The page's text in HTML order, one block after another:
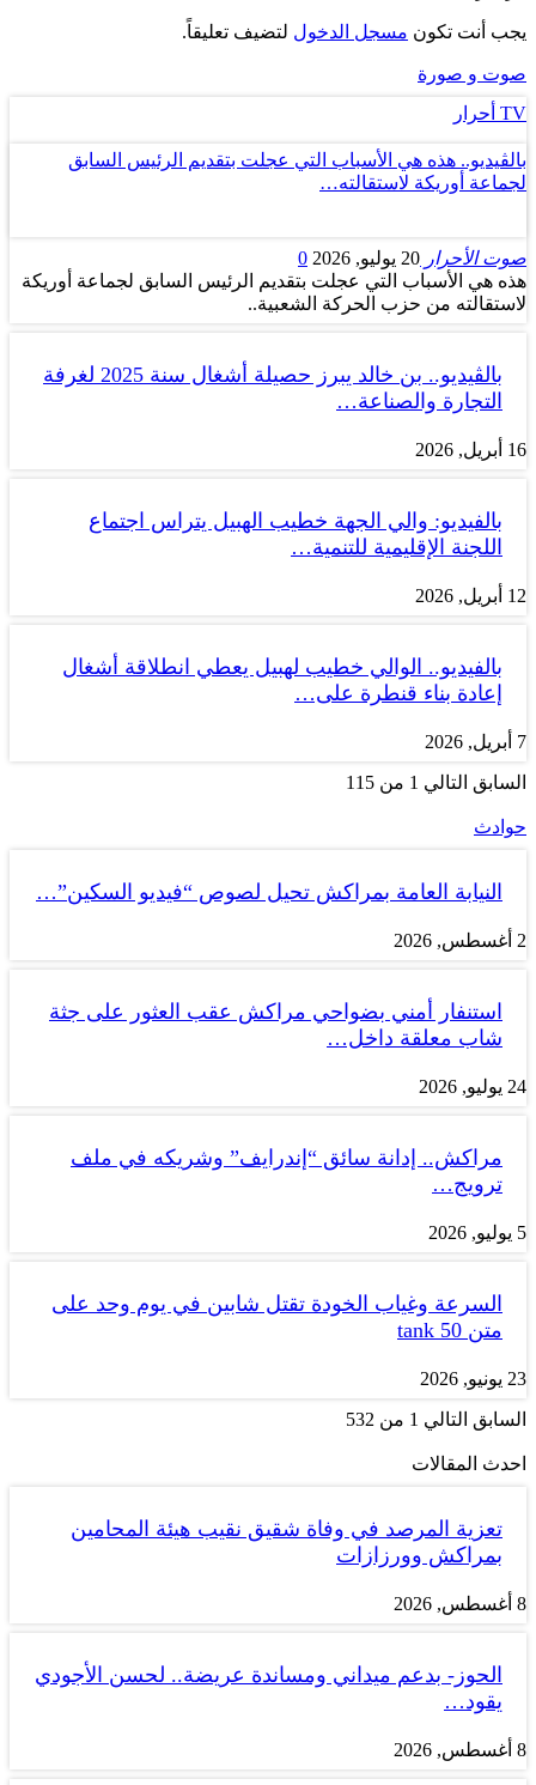
يجب أنت تكون مسجل الدخول لتضيف تعليقاً.
صوت و صورة
TV أحرار
بالڤيديو.. هذه هي الأسباب التي عجلت بتقديم الرئيس السابق
لجماعة أوريكة لاستقالته…
صوت الأحرار 20 يوليو, 2026
0
هذه هي الأسباب التي عجلت بتقديم الرئيس السابق لجماعة أوريكة
لاستقالته من حزب الحركة الشعبية..
بالڤيديو.. بن خالد يبرز حصيلة أشغال سنة 2025 لغرفة
التجارة والصناعة…
16 أبريل, 2026
بالفيديو: والي الجهة خطيب الهبيل يتراس اجتماع
اللجنة الإقليمية للتنمية…
12 أبريل, 2026
بالفيديو.. الوالي خطيب لهبيل يعطي انطلاقة أشغال
إعادة بناء قنطرة على…
7 أبريل, 2026
السابق التالي 1 من 115
حوادث
النيابة العامة بمراكش تحيل لصوص “فيديو السكين”…
2 أغسطس, 2026
استنفار أمني بضواحي مراكش عقب العثور على جثة
شاب معلقة داخل…
24 يوليو, 2026
مراكش.. إدانة سائق “إندرايف” وشريكه في ملف
ترويج…
5 يوليو, 2026
السرعة وغياب الخودة تقتل شابين في يوم وحد على
متن tank 50
23 يونيو, 2026
السابق التالي 1 من 532
احدث المقالات
تعزية المرصد في وفاة شقيق نقيب هيئة المحامين
بمراكش وورزازات
8 أغسطس, 2026
الحوز- بدعم ميداني ومساندة عريضة.. لحسن الأجودي
يقود…
8 أغسطس, 2026